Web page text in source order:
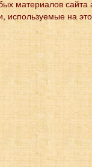
материалов сайта
используемые на